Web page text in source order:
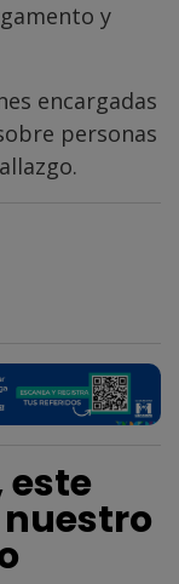
y
encargadas
personas
este